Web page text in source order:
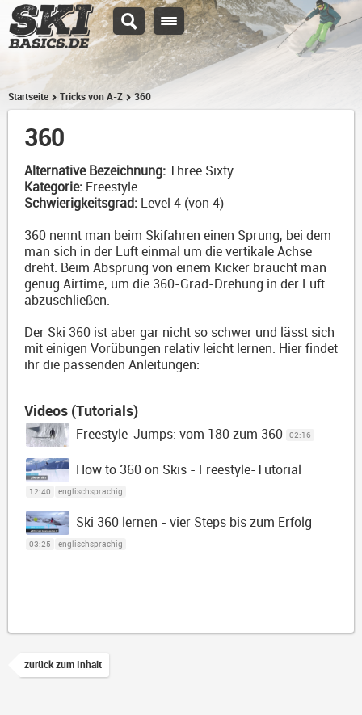
Startseite Tricks von A-Z 360
360
Alternative Bezeichnung: Three Sixty
Kategorie: Freestyle
Schwierigkeitsgrad: Level 4 (von 4)
360 nennt man beim Skifahren einen Sprung, bei dem
man sich in der Luft einmal um die vertikale Achse
dreht. Beim Absprung von einem Kicker braucht man
genug Airtime, um die 360-Grad-Drehung in der Luft
abzuschließen.
Der Ski 360 ist aber gar nicht so schwer und lässt sich
mit einigen Vorübungen relativ leicht lernen. Hier findet
ihr die passenden Anleitungen:
Videos (Tutorials)
Freestyle-Jumps: vom 180 zum 360 02:16
How to 360 on Skis - Freestyle-Tutorial
12:40 englischsprachig
Ski 360 lernen - vier Steps bis zum Erfolg
03:25 englischsprachig
zurück zum Inhalt